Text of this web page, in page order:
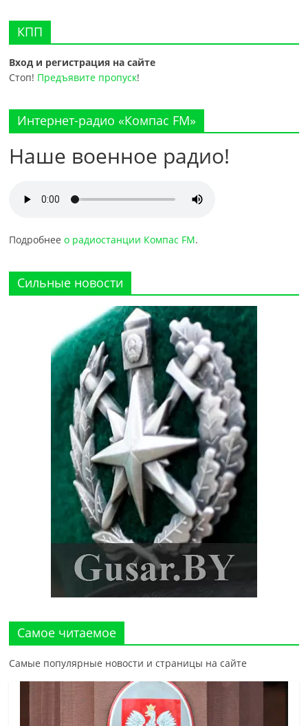
КПП
Вход и регистрация на сайте
Стоп! Предъявите пропуск!
Интернет-радио «Компас FM»
Наше военное радио!
Подробнеео радиостанции Компас FM.
Сильные новости
Самое читаемое
Самые популярные новости и страницы на сайте